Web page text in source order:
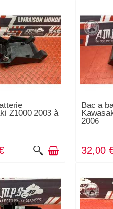
Z1000 2003 à
Bac a
2006
32,00